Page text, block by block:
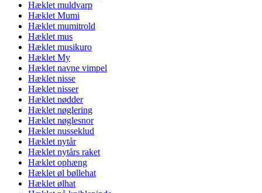
Hæklet muldvarp
Hæklet Mumi
Hæklet mumitrold
Hæklet mus
Hæklet musikuro
Hæklet My
Hæklet navne vimpel
Hæklet nisse
Hæklet nisser
Hæklet nødder
Hæklet nøglering
Hæklet nøglesnor
Hæklet nusseklud
Hæklet nytår
Hæklet nytårs raket
Hæklet ophæng
Hæklet øl bøllehat
Hæklet ølhat